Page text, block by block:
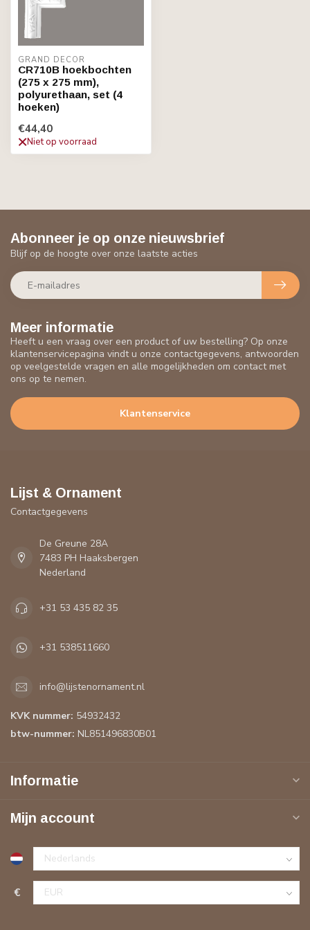
GRAND DECOR
CR710B hoekbochten
(275 x 275 mm),
polyurethaan, set (4
hoeken)
€44,40
Niet op voorraad
Meer informatie
Heeft u een vraag over een product of uw bestelling? Op onze
klantenservicepagina vindt u onze contactgegevens, antwoorden
op veelgestelde vragen en alle mogelijkheden om contact met
ons op te nemen.
Klantenservice
Abonneer je op onze nieuwsbrief
Blijf op de hoogte over onze laatste acties
Lijst & Ornament
Contactgegevens
De Greune 28A
7483 PH Haaksbergen
Nederland
+31 53 435 82 35
+31 538511660
info@lijstenornament.nl
KVK nummer: 54932432
btw-nummer: NL851496830B01
Informatie
Mijn account
€